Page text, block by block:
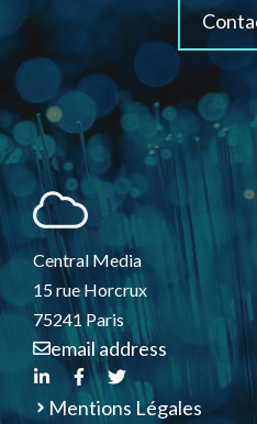
Central Media
15 rue Horcrux
75241 Paris
email address
Mentions Légales